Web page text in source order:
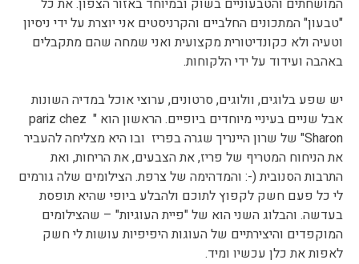
"טבעון" המתכונים החלביים והקרניסטים אני יוצרת על ידי ניסיון
וטעיה ולא כקונדיטורית מקצועית ואני שמחה שהם מתקבלים
באהבה ועידוד על ידי הלקוחות.
יש שפע בלוגים, וולוגים, סרטונים, ערוצי אוכל במדיה השונות
אבל שניים בעיניי מיוחדים ביופיים. הראשון הוא " pariz chez
Sharon" של שרון היינריך שגרה בפריז ובו היא מצליחה להעביר
את הניחוח המטריף של פריז, את הצבעים, את הריחות, ואת
התרבות הסנובית (-: והמדהימה של צרפת. הצילומים שלה גורמים
לי כל פעם חשק לקפוץ לתוכם ולהבלע ביופי שהיא תופסת
בעדשה. והבלוג השני הוא של "פיית העוגיות" – שהצילומים
המוקפדים והיצירתיים של העוגות היפיפיות עושות לי חשק
לאפות את כלן עכשיו ומיד.